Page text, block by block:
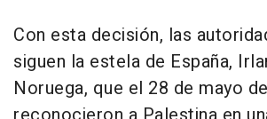
Con esta decisión, las
siguen la estela de España,
Noruega, que el 28 de mayo